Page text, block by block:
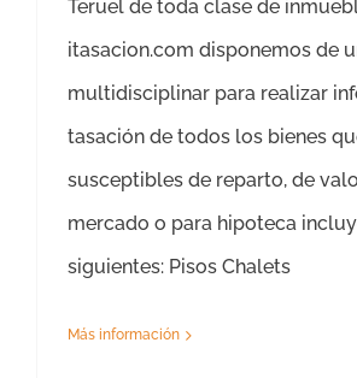
Teruel de toda clase de
itasacion.com disponemos de
multidisciplinar para realizar
tasación de todos los bienes
susceptibles de reparto, de
mercado o para hipoteca
siguientes: Pisos Chalets
Más información